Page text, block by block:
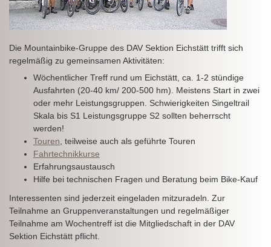
Die Mountainbike-Gruppe des DAV Sektion Eichstätt trifft sich
regelmäßig zu gemeinsamen Aktivitäten:
Wöchentlicher Treff rund um Eichstätt, ca. 1-2 stündige
Ausfahrten (20-40 km/ 200-500 hm). Meistens Start in zwei
oder mehr Leistungsgruppen. Schwierigkeiten Singeltrail
Skala bis S1 Leistungsgruppe S2 sollten beherrscht
werden!
Touren , teilweise auch als geführte Touren
Fahrtechnikkurse
Erfahrungsaustausch
Hilfe bei technischen Fragen und Beratung beim Bike-Kauf
Interessenten sind jederzeit eingeladen mitzuradeln. Zur
Teilnahme an Gruppenveranstaltungen und regelmäßiger
Teilnahme am Wochentreff ist die Mitgliedschaft in der DAV
Sektion Eichstätt pflicht.